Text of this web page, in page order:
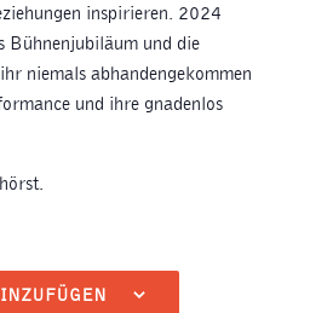
inspirieren. 2024
Bühnenjubiläum und die
niemals abhandengekommen
und ihre gnadenlos